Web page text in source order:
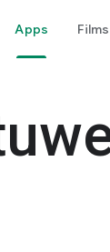
Apps Films